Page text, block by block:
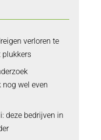
verloren te
plukkers
nog wel even
deze bedrijven in